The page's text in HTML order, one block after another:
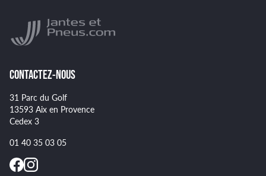
GOODYEAR
Montage et démontage de vos pneus
Spécificités pour certains pneus
CONTACTEZ-NOUS
31 Parc du Golf
13593 Aix en Provence
Cedex 3
01 40 35 03 05